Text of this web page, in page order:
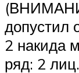
допустил
2 накида
ряд: 2